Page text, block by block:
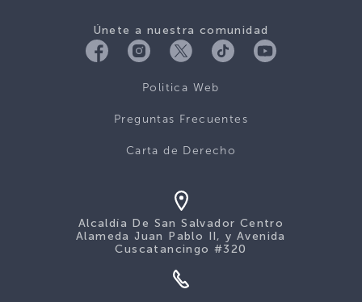
Únete a nuestra comunidad
Politica Web
Preguntas Frecuentes
Carta de Derecho
Alcaldía De San Salvador Centro
Alameda Juan Pablo II, y Avenida
Cuscatancingo #320